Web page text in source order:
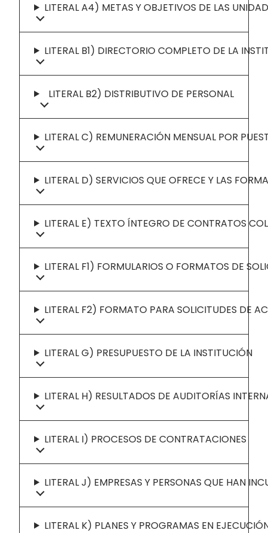
LITERAL A4) METAS Y OBJETIVOS DE LAS
LITERAL B1) DIRECTORIO COMPLETO DE LA
LITERAL B2) DISTRIBUTIVO DE PERSONAL
LITERAL C) REMUNERACIÓN MENSUAL POR
LITERAL D) SERVICIOS QUE OFRECE Y LAS
LITERAL E) TEXTO ÍNTEGRO DE CONTRATOS
LITERAL F1) FORMULARIOS O FORMATOS DE
LITERAL F2) FORMATO PARA SOLICITUDES DE
LITERAL G) PRESUPUESTO DE LA INSTITUCIÓN
LITERAL H) RESULTADOS DE AUDITORÍAS
LITERAL I) PROCESOS DE CONTRATACIONES
LITERAL J) EMPRESAS Y PERSONAS QUE HAN
LITERAL K) PLANES Y PROGRAMAS EN